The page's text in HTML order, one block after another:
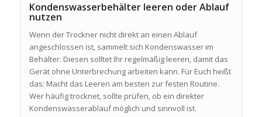
Kondenswasserbehälter leeren oder Ablauf
nutzen
Wenn der Trockner nicht direkt an einen Ablauf
angeschlossen ist, sammelt sich Kondenswasser im
Behälter. Diesen solltet Ihr regelmäßig leeren, damit das
Gerät ohne Unterbrechung arbeiten kann. Für Euch heißt
das: Macht das Leeren am besten zur festen Routine.
Wer häufig trocknet, sollte prüfen, ob ein direkter
Kondenswasserablauf möglich und sinnvoll ist.